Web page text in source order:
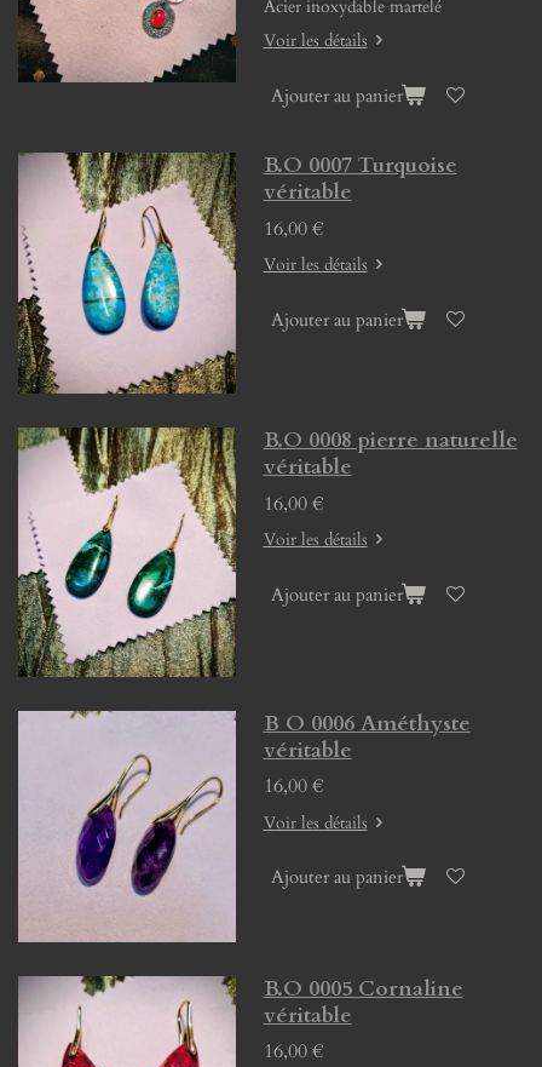
Acier inoxydable martelé
Voir les détails
Ajouter au panier
B.O 0007 Turquoise
véritable
16,00 €
Voir les détails
Ajouter au panier
B.O 0008 pierre naturelle
véritable
16,00 €
Voir les détails
Ajouter au panier
B O 0006 Améthyste
véritable
16,00 €
Voir les détails
Ajouter au panier
B.O 0005 Cornaline
véritable
16,00 €